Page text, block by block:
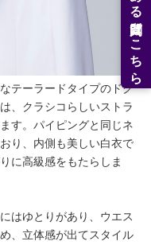
テーラードタイプのドク
、クラシコらしいストラ
す。パイピングと同じネ
り、内側も美しい白衣で
に高級感をもたらしま
はゆとりがあり、ウエス
、立体感が出てスタイル